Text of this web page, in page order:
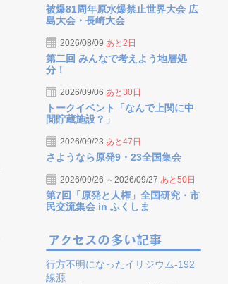
被爆81周年原水爆禁止世界大会 広
島大会・長崎大会
2026/08/09 あと2日
第二回 みんなで考えよう地層処
分！
2026/09/06 あと30日
トークイベント「なんで上関に中
間貯蔵施設？」
2026/09/23 あと47日
さようなら原発9・23全国集会
2026/09/26 ～2026/09/27 あと50日
第7回「原発と人権」全国研究・市
民交流集会 in ふくしま
行方不明になったイリジウム-192
線源